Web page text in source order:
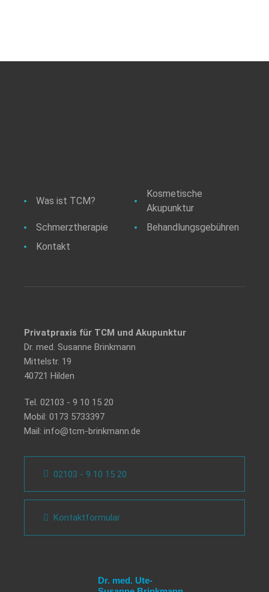
Was ist TCM?
Kosmetische
Akupunktur
Schmerztherapie
Behandlungsgebühren
Kontakt
Privatpraxis für TCM und Akupunktur
Dr. med. Susanne Brinkmann
Mittelstr. 19
40721 Hilden
Tel. 02103 - 9 10 15 20
Mobil: 0173 5733397
Mail: info@tcm-brinkmann.de
02103 - 9 10 15 20
Kontaktformular
Dr. med. Ute-